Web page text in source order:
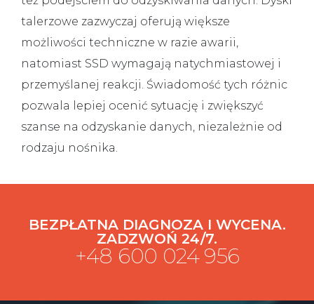
talerzowe zazwyczaj oferują większe
możliwości techniczne w razie awarii,
natomiast SSD wymagają natychmiastowej i
przemyślanej reakcji. Świadomość tych różnic
pozwala lepiej ocenić sytuację i zwiększyć
szanse na odzyskanie danych, niezależnie od
rodzaju nośnika.
BEZPŁATNA DIAGNOZA I WYCENA.
ZADZWOŃ 24/7.
+48 600 024 956